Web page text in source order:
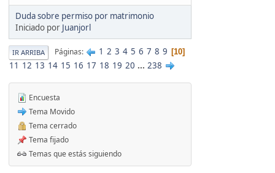
Duda sobre permiso por matrimonio
Iniciado por Juanjorl
IR ARRIBA Páginas 1 2 3 4 5 6 7 8 9 10
11 12 13 14 15 16 17 18 19 20 ... 238
Encuesta
Tema Movido
Tema cerrado
Tema fijado
Temas que estás siguiendo